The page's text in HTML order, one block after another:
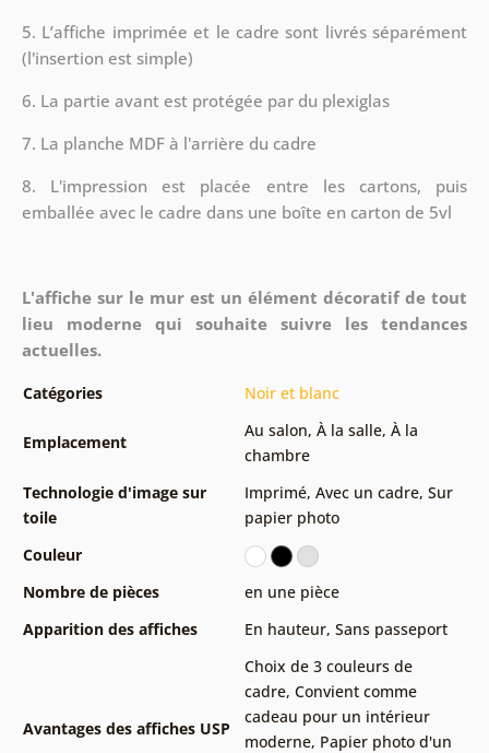
5. L’affiche imprimée et le cadre sont livrés séparément
(l'insertion est simple)
6. La partie avant est protégée par du plexiglas
7. La planche MDF à l'arrière du cadre
8. L'impression est placée entre les cartons, puis
emballée avec le cadre dans une boîte en carton de 5vl
L'affiche sur le mur est un élément décoratif de tout
lieu moderne qui souhaite suivre les tendances
actuelles.
Catégories Noir et blanc
Emplacement
Au salon, À la salle, À la
chambre
Technologie d'image sur
toile
Imprimé, Avec un cadre, Sur
papier photo
Couleur
Nombre de pièces
en une pièce
Apparition des affiches
En hauteur, Sans passeport
Avantages des affiches USP
Choix de 3 couleurs de
cadre, Convient comme
cadeau pour un intérieur
moderne, Papier photo d'un